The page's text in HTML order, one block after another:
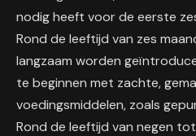
nodig heeft voor de eerste
Rond de leeftijd van zes
langzaam worden
te beginnen met zachte,
voedingsmiddelen, zoals
Rond de leeftijd van negen